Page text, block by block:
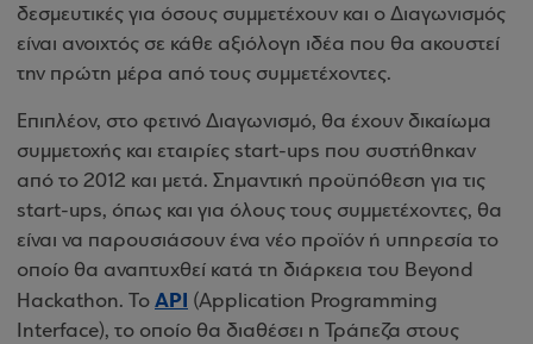
δεσμευτικές για όσους συμμετέχουν και ο Διαγωνισμός
είναι ανοιχτός σε κάθε αξιόλογη ιδέα που θα ακουστεί
την πρώτη μέρα από τους συμμετέχοντες.
Επιπλέον, στο φετινό Διαγωνισμό, θα έχουν δικαίωμα
συμμετοχής και εταιρίες start-ups που συστήθηκαν
από το 2012 και μετά. Σημαντική προϋπόθεση για τις
start-ups, όπως και για όλους τους συμμετέχοντες, θα
είναι να παρουσιάσουν ένα νέο προϊόν ή υπηρεσία το
οποίο θα αναπτυχθεί κατά τη διάρκεια του Beyond
Hackathon. Το API (Application Programming
Interface), το οποίο θα διαθέσει η Τράπεζα στους